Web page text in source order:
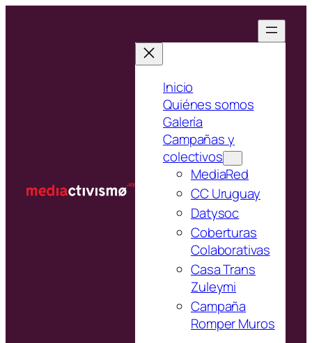
Inicio
Quiénes somos
Galería
Campañas y
colectivos
MediaRed
CC Uruguay
Datysoc
Coberturas
Colaborativas
Casa Trans
Zuleymi
Campaña
Romper Muros